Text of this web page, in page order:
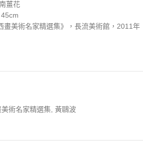
薑花
畫美術名家精選集》，長流美術館，2011年
術名家精選集, 黃鷗波